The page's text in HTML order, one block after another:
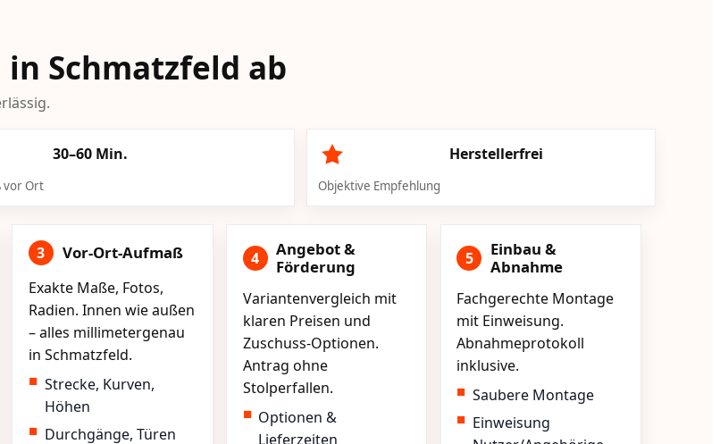
Schmatzfeld ab
30–60 Min.
vor Ort
Herstellerfrei
Objektive Empfehlung
3 Vor-Ort-Aufmaß
Exakte Maße, Fotos,
Radien. Innen wie außen
– alles millimetergenau
in Schmatzfeld.
Strecke, Kurven,
Höhen
Durchgänge, Türen
4
Angebot &
Förderung
Variantenvergleich mit
klaren Preisen und
Zuschuss-Optionen.
Antrag ohne
Stolperfallen.
Optionen &
Lieferzeiten
5
Einbau &
Abnahme
Fachgerechte Montage
mit Einweisung.
Abnahmeprotokoll
inklusive.
Saubere Montage
Einweisung